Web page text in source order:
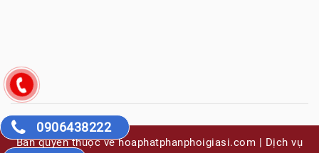
Bản quyền thuộc về hoaphatphanphoigiasi.com | Dịch vụ
0906438222